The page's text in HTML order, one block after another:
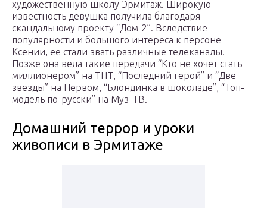
художественную школу Эрмитаж. Широкую
известность девушка получила благодаря
скандальному проекту “Дом-2”. Вследствие
популярности и большого интереса к персоне
Ксении, ее стали звать различные телеканалы.
Позже она вела такие передачи “Кто не хочет стать
миллионером” на ТНТ, “Последний герой” и “Две
звезды” на Первом, “Блондинка в шоколаде”, “Топ-
модель по-русски” на Муз-ТВ.
Домашний террор и уроки
живописи в Эрмитаже